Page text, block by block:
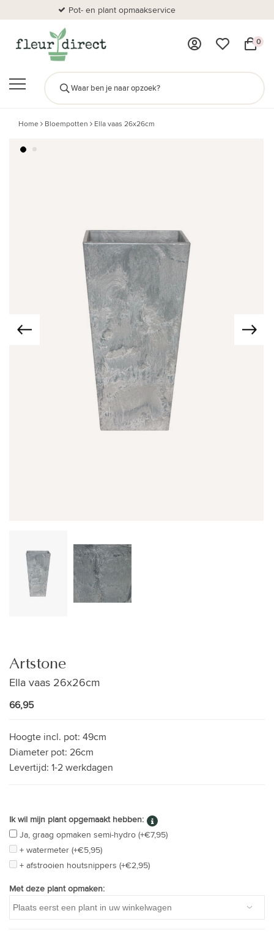
Pot- en plant opmaakservice
0
Home Bloempotten Ella vaas 26x26cm
Artstone
Ella vaas 26x26cm
66,95
Hoogte incl. pot: 49cm
Diameter pot: 26cm
Levertijd: 1-2 werkdagen
Ik wil mijn plant opgemaakt hebben:
Ja, graag opmaken semi-hydro (+€7,95)
+ watermeter (+€5,95)
+ afstrooien houtsnippers (+€2,95)
Met deze plant opmaken: